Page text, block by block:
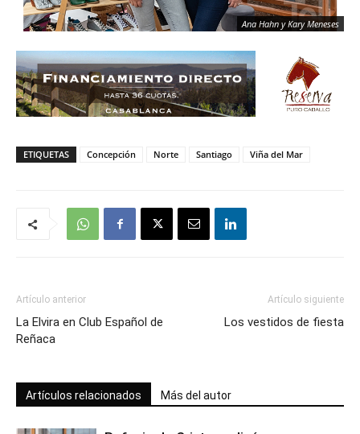
Ana Hahn y Kary Meneses
ETIQUETAS Concepción Norte Santiago Viña del Mar
Artículo anterior
La Elvira en Club Español de
Reñaca
Artículo siguiente
Los vestidos de fiesta
Artículos relacionados Más del autor